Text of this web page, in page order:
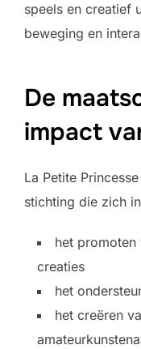
speels en creatief
beweging en
De
impact
La Petite
stichting die zich
het promoten
creaties
het
het creëren